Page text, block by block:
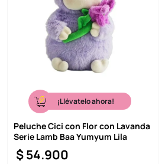
¡Llévatelo ahora!
Peluche Cici con Flor con Lavanda
Serie Lamb Baa Yumyum Lila
$54.900